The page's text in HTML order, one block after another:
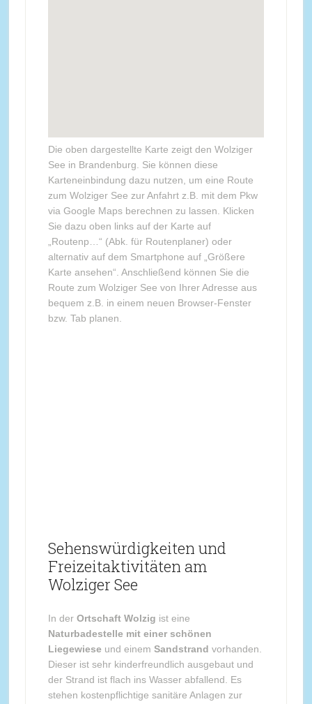
Die oben dargestellte Karte zeigt den Wolziger
See in Brandenburg. Sie können diese
Karteneinbindung dazu nutzen, um eine Route
zum Wolziger See zur Anfahrt z.B. mit dem Pkw
via Google Maps berechnen zu lassen. Klicken
Sie dazu oben links auf der Karte auf
„Routenp…“ (Abk. für Routenplaner) oder
alternativ auf dem Smartphone auf „Größere
Karte ansehen“. Anschließend können Sie die
Route zum Wolziger See von Ihrer Adresse aus
bequem z.B. in einem neuen Browser-Fenster
bzw. Tab planen.
Sehenswürdigkeiten und
Freizeitaktivitäten am
Wolziger See
In der Ortschaft Wolzig ist eine
Naturbadestelle mit einer schönen
Liegewiese und einem Sandstrand vorhanden.
Dieser ist sehr kinderfreundlich ausgebaut und
der Strand ist flach ins Wasser abfallend. Es
stehen kostenpflichtige sanitäre Anlagen zur